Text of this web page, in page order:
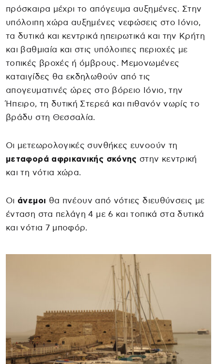
πρόσκαιρα μέχρι το απόγευμα αυξημένες. Στην
υπόλοιπη χώρα αυξημένες νεφώσεις στο Ιόνιο,
τα δυτικά και κεντρικά ηπειρωτικά και την Κρήτη
και βαθμιαία και στις υπόλοιπες περιοχές με
τοπικές βροχές ή όμβρους. Μεμονωμένες
καταιγίδες θα εκδηλωθούν από τις
απογευματινές ώρες στο βόρειο Ιόνιο, την
Ήπειρο, τη δυτική Στερεά και πιθανόν νωρίς το
βράδυ στη Θεσσαλία.
Οι μετεωρολογικές συνθήκες ευνοούν τη
μεταφορά αφρικανικής σκόνης στην κεντρική
και τη νότια χώρα.
Οι άνεμοι θα πνέουν από νότιες διευθύνσεις με
ένταση στα πελάγη 4 με 6 και τοπικά στα δυτικά
και νότια 7 μποφόρ.